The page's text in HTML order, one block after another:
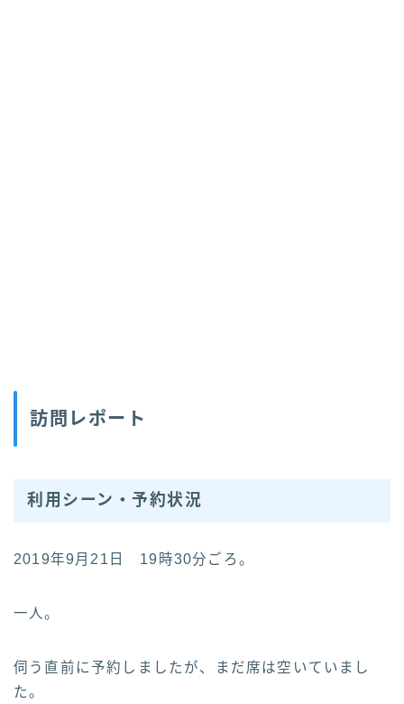
訪問レポート
利用シーン・予約状況
2019年9月21日 19時30分ごろ。
一人。
伺う直前に予約しましたが、まだ席は空いていまし
た。